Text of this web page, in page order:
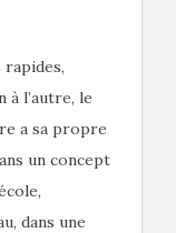
rapides,
à l’autre, le
a sa propre
un concept
dans une